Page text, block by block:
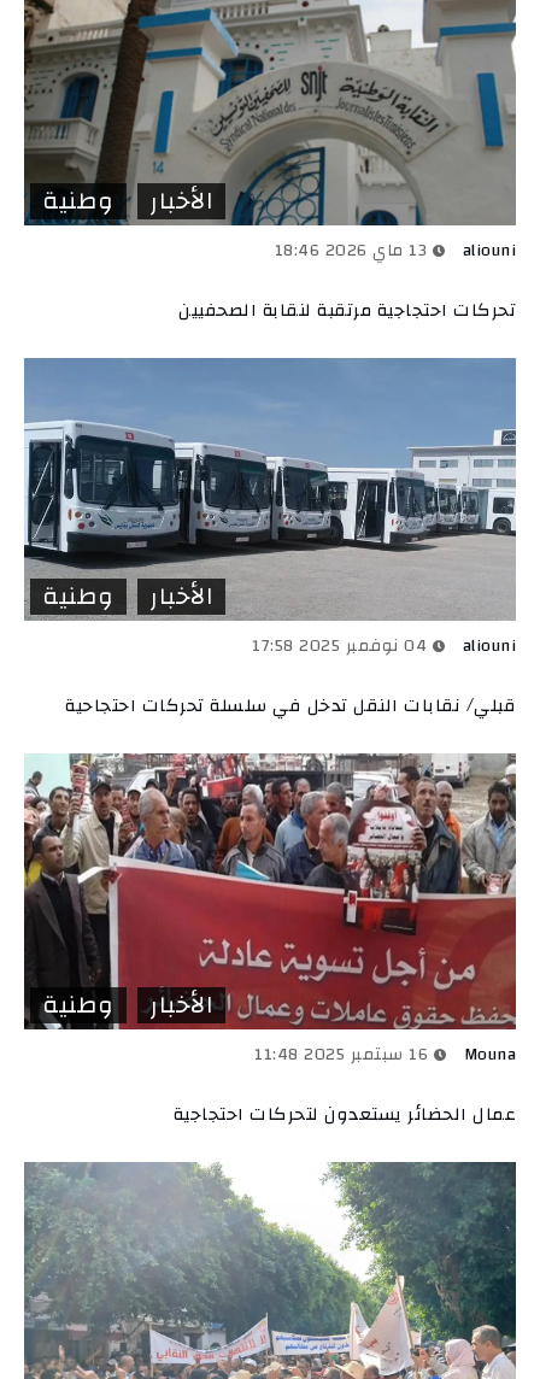
الأخبار وطنية
aliouni
تحركات احتجاجية مرتقبة لنقابة الصحفيين
الأخبار وطنية
aliouni
قبلي/ نقابات النقل تدخل في سلسلة تحركات احتجاحية
الأخبار وطنية
Mouna
عمال الحضائر يستعدون لتحركات احتجاجية